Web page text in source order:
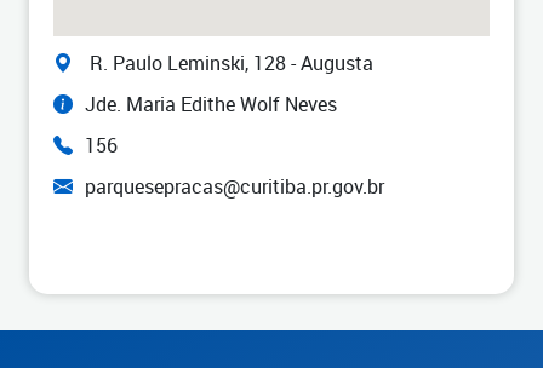
R. Paulo Leminski, 128 - Augusta
Jde. Maria Edithe Wolf Neves
156
parquesepracas@curitiba.pr.gov.br